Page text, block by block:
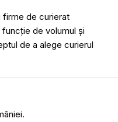
firme de curierat
de volumul și
de a alege curierul